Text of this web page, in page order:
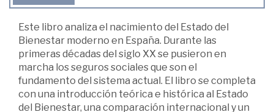
Este libro analiza el nacimiento del Estado del
Bienestar moderno en España. Durante las
primeras décadas del siglo XX se pusieron en
marcha los seguros sociales que son el
fundamento del sistema actual. El libro se completa
con una introducción teórica e histórica al Estado
del Bienestar, una comparación internacional y un